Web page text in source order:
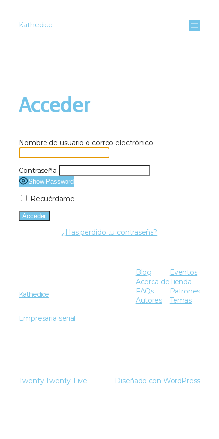
Kathedice
Acceder
Nombre de usuario o correo electrónico
Contraseña
Show Password
Recuérdame
¿Has perdido tu contraseña?
Kathedice
Empresaria serial
Blog
Acerca de
FAQs
Autores
Eventos
Tienda
Patrones
Temas
Twenty Twenty-Five Diseñado con WordPress